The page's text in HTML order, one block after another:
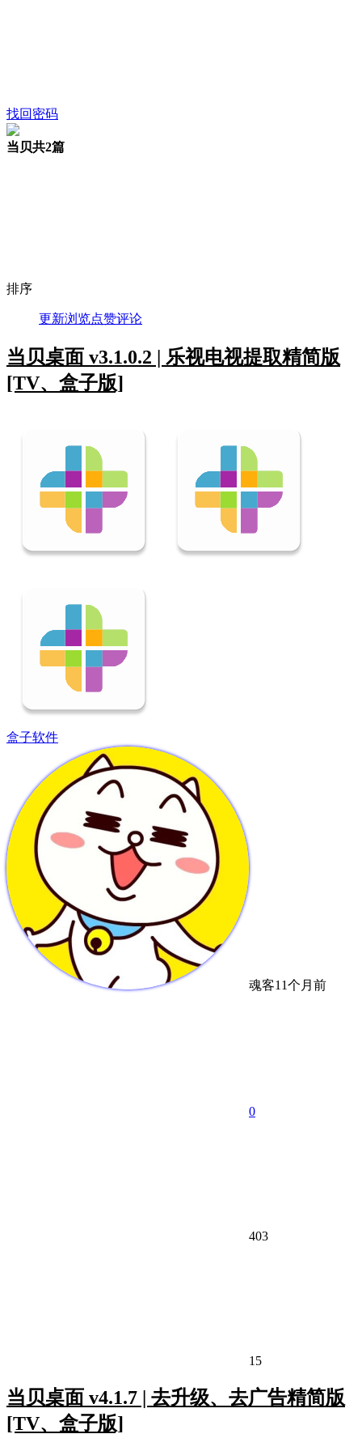
找回密码
当贝共2篇
排序
更新浏览点赞评论
当贝桌面 v3.1.0.2 | 乐视电视提取精简版
[TV、盒子版]
盒子软件
魂客11个月前
0
403
15
当贝桌面 v4.1.7 | 去升级、去广告精简版
[TV、盒子版]